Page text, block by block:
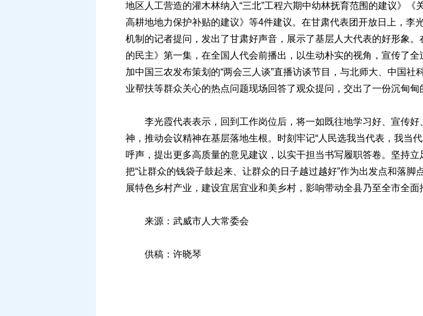
地区人工营造的灌木林纳入“三北”工程六期中幼林抚育范围的建议》
高耕地地力保护补贴的建议》等4件建议。在甘肃代表团开放日上，李
机制的记者提问，发出了甘肃好声音，展示了基层人大代表的好形象
的民主》第一集，在全国人代会前播出，以生动朴实的视角，宣传了
加中国三农发布策划的“两会三人谈”直播访谈节目，与北师大、中国
业帮扶等群众关心的热点问题现场回答了观众提问，交出了一份沉甸甸
李光霞代表表示，回到工作岗位后，将一如既往地学习好、宣传好
神，推动会议精神在基层落地生根。时刻牢记“人民选我当代表，我当
呼声，提出更多高质量的意见建议，以实干担当书写履职答卷。坚持
把“让群众的钱袋子鼓起来、让群众的日子越过越好”作为出发点和落
展特色乡村产业，建设宜居宜业和美乡村，影响带动全县乃至全市全面
来源：武威市人大常委会
供稿：许晓琴